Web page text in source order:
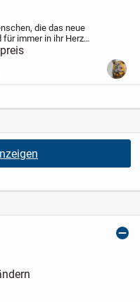
die das neue
für immer in ihr Herz
Die Eltern sind
mit
stammen aus